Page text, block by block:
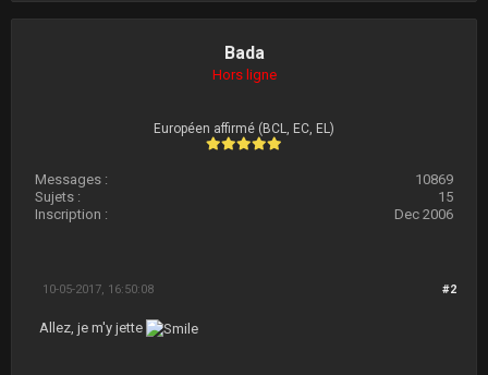
Bada
Hors ligne
Européen affirmé (BCL, EC, EL)
Messages :
10869
Sujets :
15
Inscription :
Dec 2006
#2
10-05-2017, 16:50:08
Allez, je m'y jette